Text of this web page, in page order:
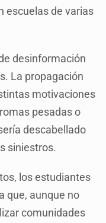
escuelas de varias
desinformación
La propagación
motivaciones
pesadas o
descabellado
siniestros.
los estudiantes
que, aunque no
comunidades